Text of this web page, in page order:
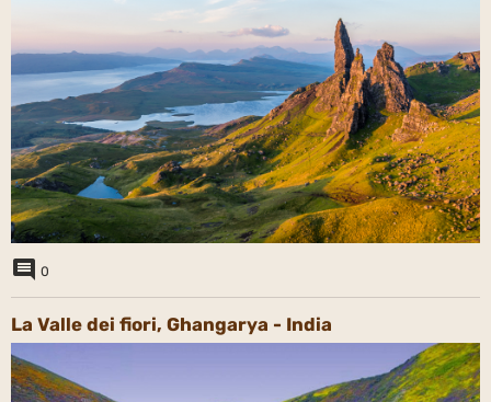
0
La Valle dei fiori, Ghangarya - India